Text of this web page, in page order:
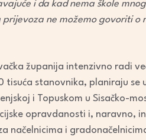
volume.
i da kad nema škole
ne možemo govoriti o
županija intenzivno radi
tisuća stanovnika, planiraju
i Topuskom u Sisačko-
opravdanosti i, naravno,
načelnicima i